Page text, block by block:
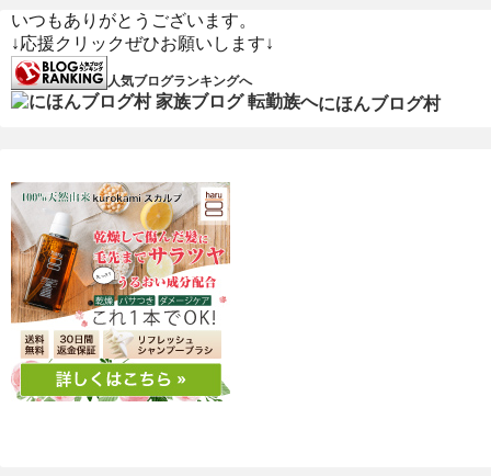
いつもありがとうございます。
↓応援クリックぜひお願いします↓
人気ブログランキングへ
にほんブログ村